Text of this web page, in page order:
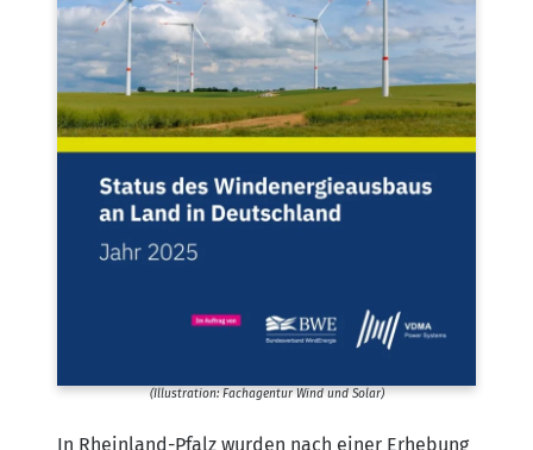
(Illus­tra­ti­on: Fach­agen­tur Wind und Solar)
In Rhein­land-Pfalz wur­den nach einer Erhe­bung